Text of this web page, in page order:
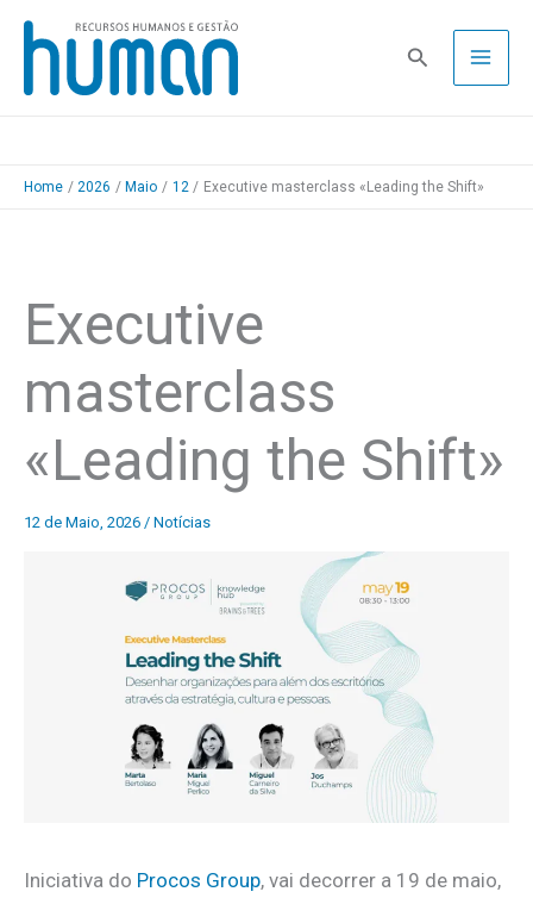
Skip
content
Pesquisa
Home 2026 Maio 12 Executive masterclass «Leading the Shift»
Executive
masterclass
«Leading the Shift»
12 de Maio, 2026 / Notícias
Iniciativa do Procos Group, vai decorrer a 19 de maio,